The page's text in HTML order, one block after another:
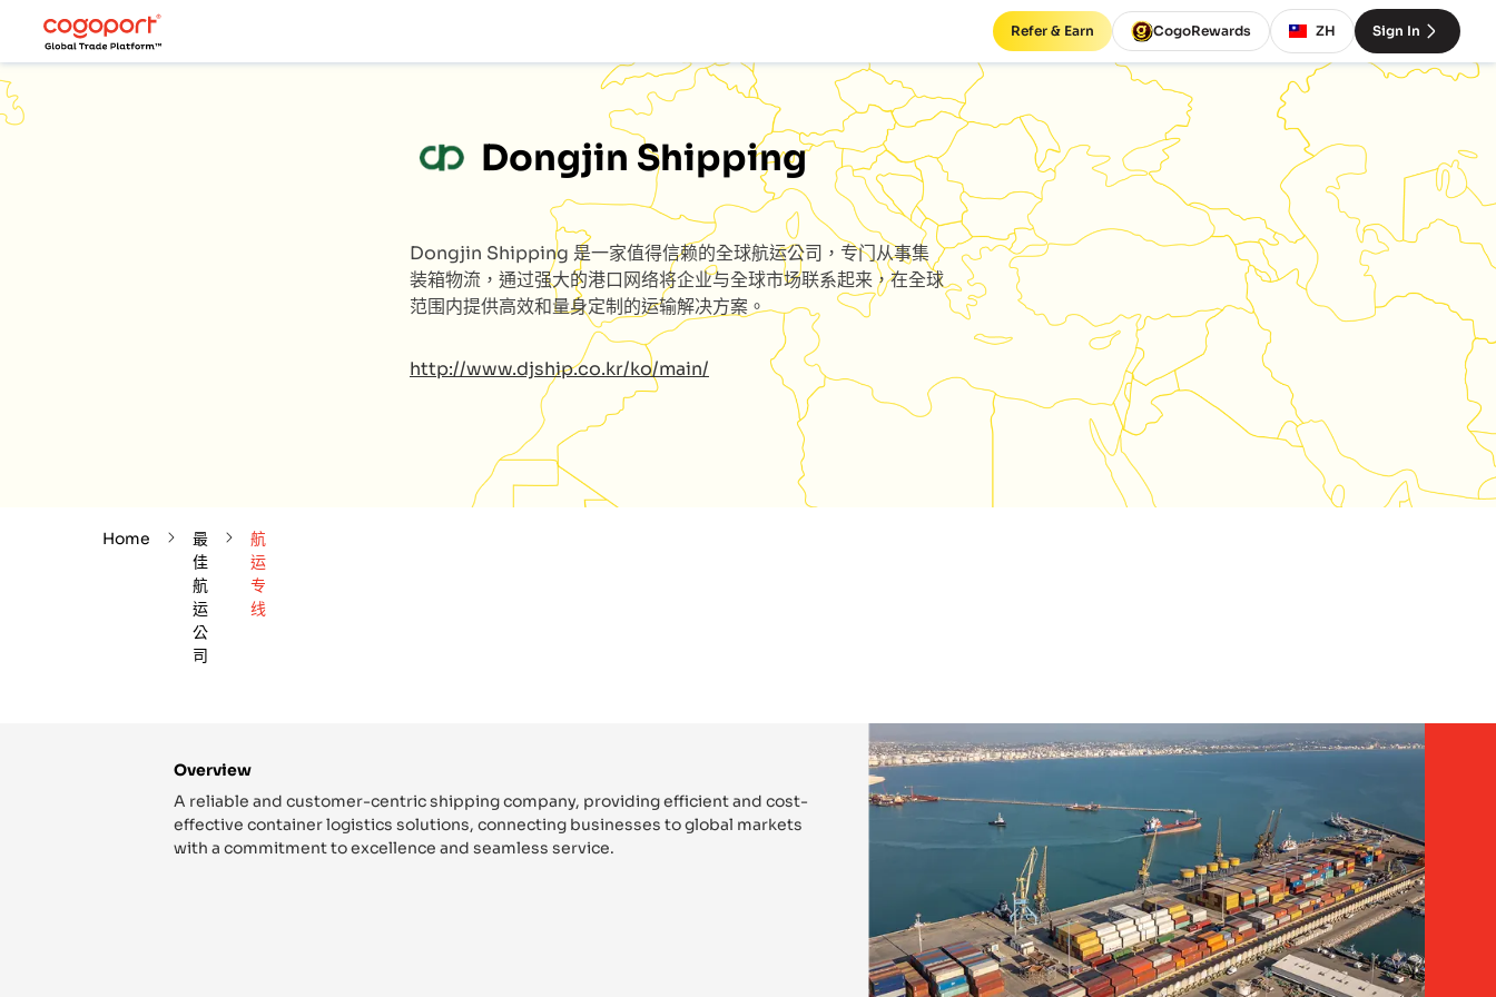
Refer & Earn CogoRewards ZH Sign In
Dongjin Shipping
Dongjin Shipping 是一家值得信赖的全球航运公司，专门从事集
装箱物流，通过强大的港口网络将企业与全球市场联系起来，在全球
范围内提供高效和量身定制的运输解决方案。
http://www.djship.co.kr/ko/main/
Home
最
佳
航
运
公
司
航
运
专
线
Overview
A reliable and customer-centric shipping company, providing efficient and cost-
effective container logistics solutions, connecting businesses to global markets
with a commitment to excellence and seamless service.